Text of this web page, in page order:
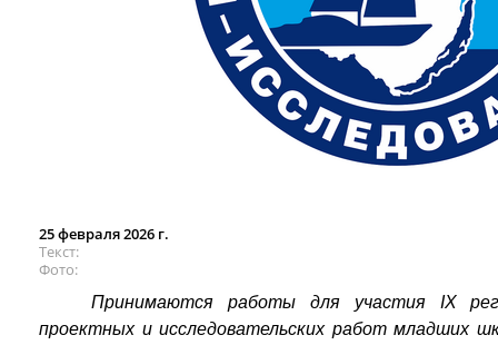
25 февраля 2026 г.
Текст
Фото
Принимаются работы для участия IX
проектных и исследовательских работ младших